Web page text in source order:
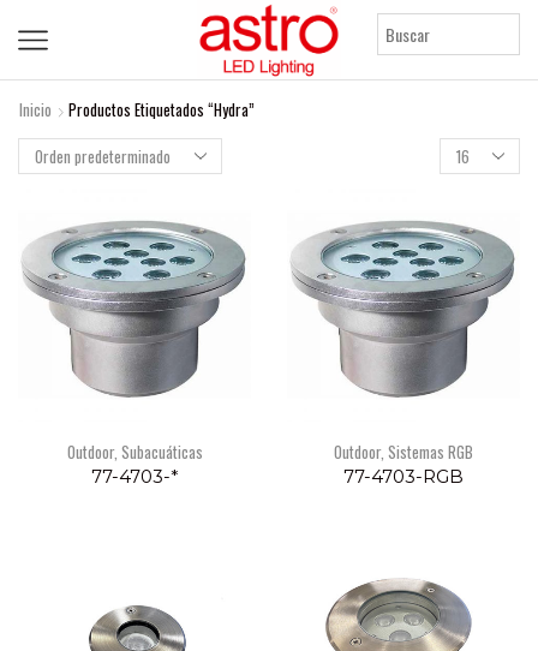
Inicio
Productos Etiquetados “Hydra”
Products
per
Outdoor, Subacuáticas
77-4703-*
Outdoor, Sistemas RGB
77-4703-RGB